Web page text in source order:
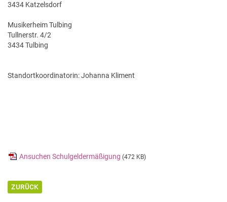
3434 Katzelsdorf
Musikerheim Tulbing
Tullnerstr. 4/2
3434 Tulbing
Standortkoordinatorin: Johanna Kliment
Ansuchen Schulgeldermäßigung (472 KB)
ZURÜCK